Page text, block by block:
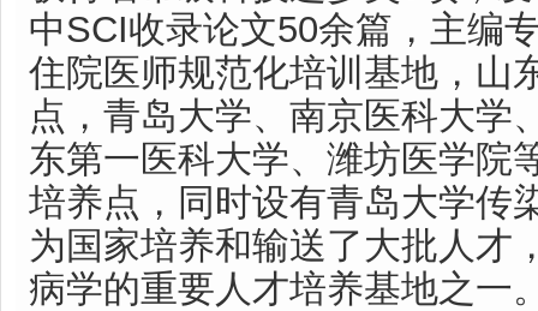
中SCI收录论文50余篇，主编
住院医师规范化培训基地，山
点，青岛大学、南京医科大学
东第一医科大学、潍坊医学院
培养点，同时设有青岛大学传
为国家培养和输送了大批人才
病学的重要人才培养基地之一